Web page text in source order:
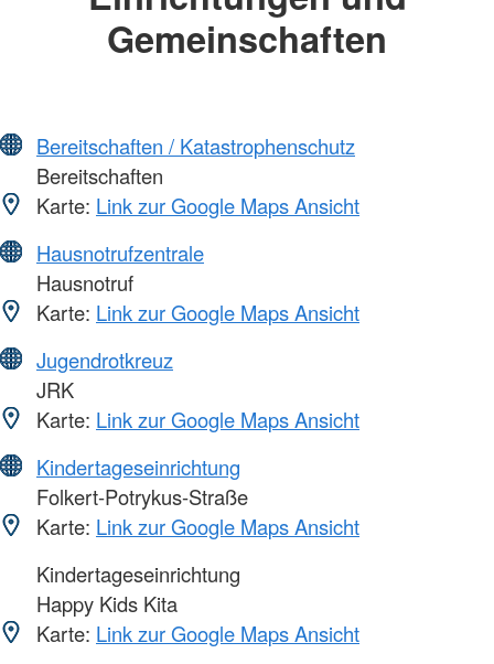
Gemeinschaften
Bereitschaften / Katastrophenschutz
Bereitschaften
Karte: Link zur Google Maps Ansicht
Hausnotrufzentrale
Hausnotruf
Karte: Link zur Google Maps Ansicht
Jugendrotkreuz
JRK
Karte: Link zur Google Maps Ansicht
Kindertageseinrichtung
Folkert-Potrykus-Straße
Karte: Link zur Google Maps Ansicht
Kindertageseinrichtung
Happy Kids Kita
Karte: Link zur Google Maps Ansicht